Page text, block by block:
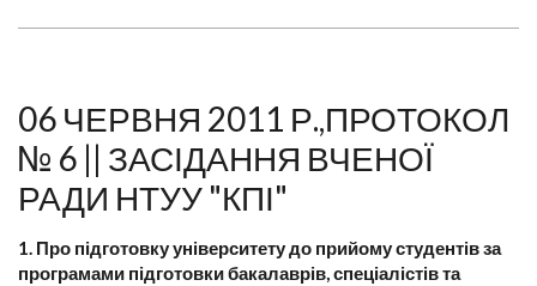
06 ЧЕРВНЯ 2011 Р.,ПРОТОКОЛ
№ 6 || ЗАСІДАННЯ ВЧЕНОЇ
РАДИ НТУУ "КПІ"
1. Про підготовку університету до прийому студентів за
програмами підготовки бакалаврів, спеціалістів та